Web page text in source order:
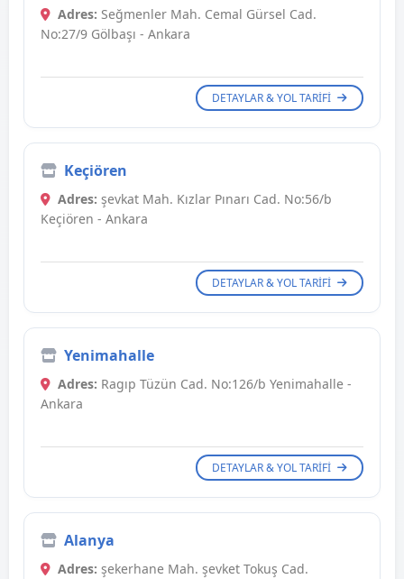
Adres: Seğmenler Mah. Cemal Gürsel Cad.
No:27/9 Gölbaşı - Ankara
DETAYLAR & YOL TARIFI
Keçiören
Adres: şevkat Mah. Kızlar Pınarı Cad. No:56/b
Keçiören - Ankara
DETAYLAR & YOL TARIFI
Yenimahalle
Adres: Ragıp Tüzün Cad. No:126/b Yenimahalle -
Ankara
DETAYLAR & YOL TARIFI
Alanya
Adres: şekerhane Mah. şevket Tokuş Cad.